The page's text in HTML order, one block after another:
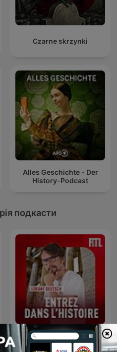
Czarne skrzynki
Alles Geschichte - Der
History-Podcast
подкасти
Entrez dans l'Histoire